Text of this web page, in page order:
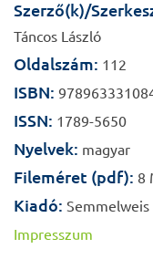
Szerző(k)/
Táncos László
Oldalszám: 112
ISBN:
ISSN: 1789-5650
Nyelvek: magyar
Fileméret (pdf): 8
Kiadó: Semmelweis
Impresszum